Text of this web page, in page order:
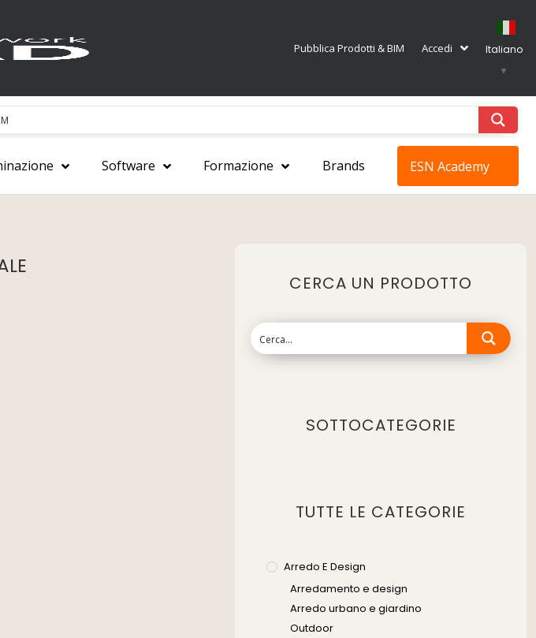
Pubblica Prodotti & BIM Accedi
Italiano
▼
Software Formazione Brands ESN Academy
CERCA UN PRODOTTO
SOTTOCATEGORIE
TUTTE LE CATEGORIE
Arredo E Design
Arredamento e design
Arredo urbano e giardino
Outdoor